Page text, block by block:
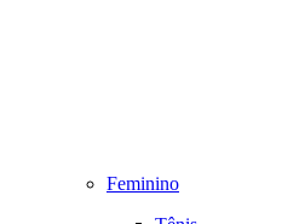
Feminino